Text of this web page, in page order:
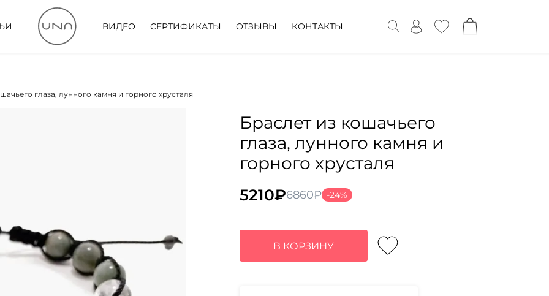
ВИДЕО СЕРТИФИКАТЫ ОТЗЫВЫ КОНТАКТЫ
глаза, лунного камня и горного хрусталя
Браслет из кошачьего
глаза, лунного камня и
горного хрусталя
6860₽
Первоначальная
составляла
6860₽.
5210₽
Текущая
5210₽.
-24%
В КОРЗИНУ